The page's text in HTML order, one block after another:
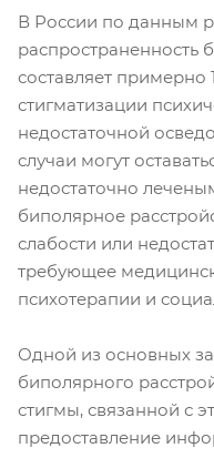
В России по данным
распространенность
составляет примерно
стигматизации
недостаточной
случаи могут
недостаточно
биполярное
слабости или
требующее
психотерапии и
Одной из основных
биполярного
стигмы, связанной с
предоставление